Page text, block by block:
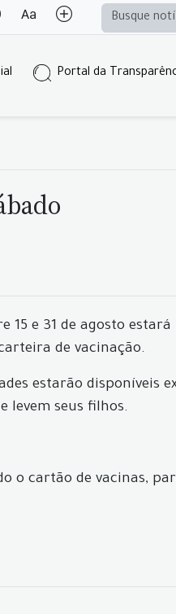
Portal da
e 31 de agosto
de vacinação.
estarão disponíveis
levem seus filhos.
o cartão de vacinas,